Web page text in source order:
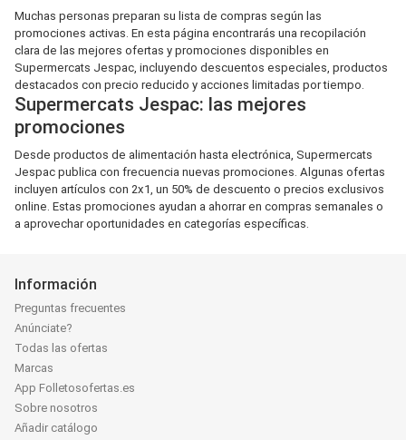
Muchas personas preparan su lista de compras según las
promociones activas. En esta página encontrarás una recopilación
clara de las mejores ofertas y promociones disponibles en
Supermercats Jespac, incluyendo descuentos especiales, productos
destacados con precio reducido y acciones limitadas por tiempo.
Supermercats Jespac: las mejores
promociones
Desde productos de alimentación hasta electrónica, Supermercats
Jespac publica con frecuencia nuevas promociones. Algunas ofertas
incluyen artículos con 2x1, un 50% de descuento o precios exclusivos
online. Estas promociones ayudan a ahorrar en compras semanales o
a aprovechar oportunidades en categorías específicas.
Información
Preguntas frecuentes
Anúnciate?
Todas las ofertas
Marcas
App Folletosofertas.es
Sobre nosotros
Añadir catálogo